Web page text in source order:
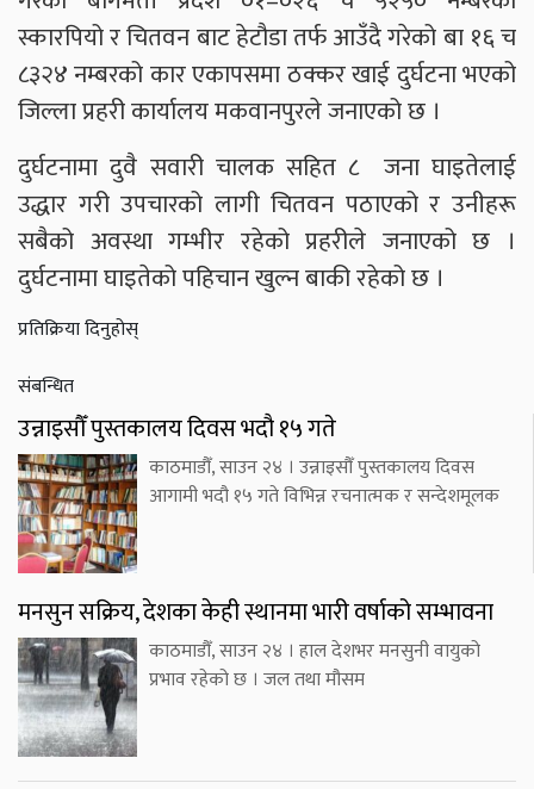
स्कारपियो र चितवन बाट हेटौडा तर्फ आउँदै गरेको बा १६ च
८३२४ नम्बरको कार एकापसमा ठक्कर खाई दुर्घटना भएको
जिल्ला प्रहरी कार्यालय मकवानपुरले जनाएको छ ।
दुर्घटनामा दुवै सवारी चालक सहित ८ जना घाइतेलाई
उद्धार गरी उपचारको लागी चितवन पठाएको र उनीहरू
सबैको अवस्था गम्भीर रहेको प्रहरीले जनाएको छ ।
दुर्घटनामा घाइतेको पहिचान खुल्न बाकी रहेको छ ।
प्रतिक्रिया दिनुहोस्
संबन्धित
उन्नाइसौँ पुस्तकालय दिवस भदौ १५ गते
काठमाडौँ, साउन २४ । उन्नाइसौँ पुस्तकालय दिवस
आगामी भदौ १५ गते विभिन्न रचनात्मक र सन्देशमूलक
मनसुन सक्रिय, देशका केही स्थानमा भारी वर्षाको सम्भावना
काठमाडौँ, साउन २४ । हाल देशभर मनसुनी वायुको
प्रभाव रहेको छ । जल तथा मौसम